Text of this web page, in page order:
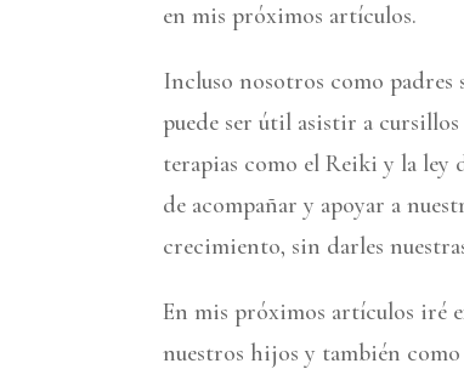
en mis próximos artículos.
Incluso nosotros como padres
puede ser útil asistir a
terapias como el Reiki y la ley
de acompañar y apoyar a
crecimiento, sin darles
En mis próximos artículos iré
nuestros hijos y también